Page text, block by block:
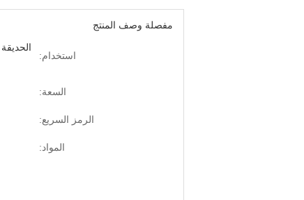
مفصلة وصف المنتج
استخدام:
السعة:
الرمز السريع:
المواد: